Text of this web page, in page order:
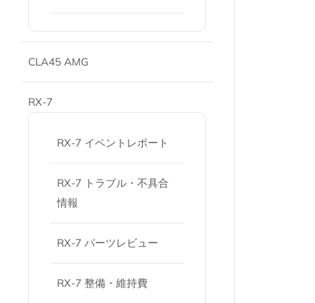
CLA45 AMG
RX-7
RX-7 イベントレポート
RX-7 トラブル・不具合
情報
RX-7 パーツレビュー
RX-7 整備・維持費